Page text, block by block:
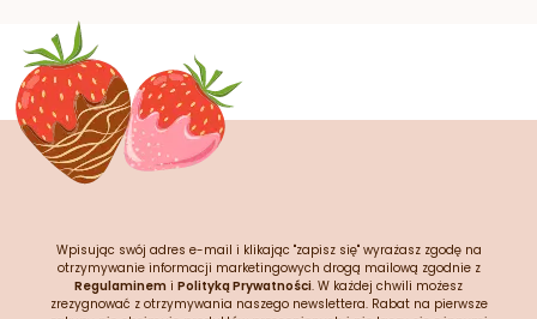
Wpisując swój adres e-mail i klikając "zapisz się" wyrażasz zgodę na
otrzymywanie informacji marketingowych drogą mailową zgodnie z
Regulaminem i Polityką Prywatności. W każdej chwili możesz
zrezygnować z otrzymywania naszego newslettera. Rabat na pierwsze